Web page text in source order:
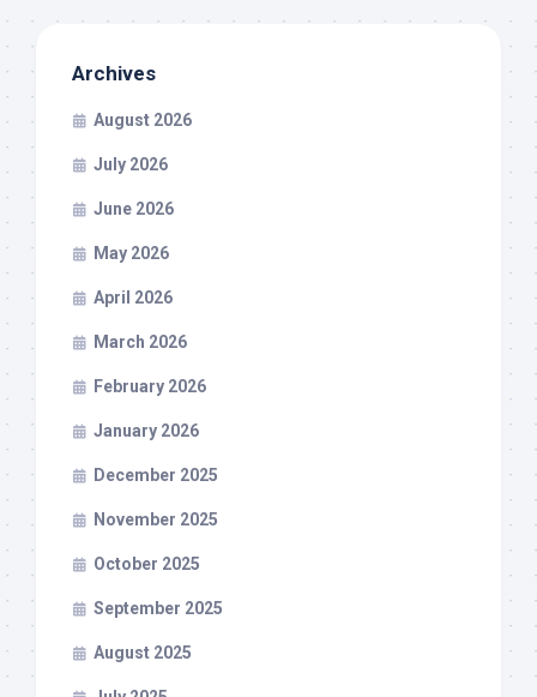
Archives
August 2026
July 2026
June 2026
May 2026
April 2026
March 2026
February 2026
January 2026
December 2025
November 2025
October 2025
September 2025
August 2025